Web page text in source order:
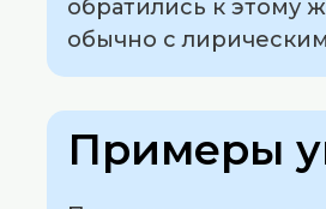
обратились к этому
обычно с
Примеры